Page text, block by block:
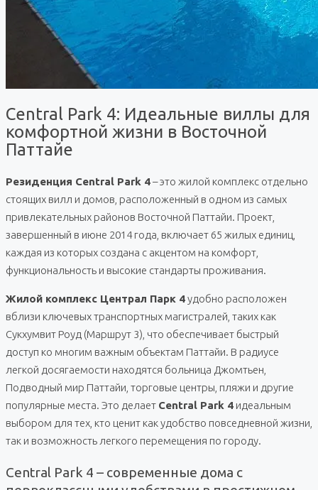
Central Park 4: Идеальные виллы для
комфортной жизни в Восточной
Паттайе
Резиденция Central Park 4– это жилой комплекс отдельно
стоящих вилл и домов, расположенный в одном из самых
привлекательных районов Восточной Паттайи. Проект,
завершенный в июне 2014 года, включает 65 жилых единиц,
каждая из которых создана с акцентом на комфорт,
функциональность и высокие стандарты проживания.
Жилой комплекс Централ Парк 4удобно расположен
вблизи ключевых транспортных магистралей, таких как
Сукхумвит Роуд (Маршрут 3), что обеспечивает быстрый
доступ ко многим важным объектам Паттайи. В радиусе
легкой досягаемости находятся больница Джомтьен,
Подводный мир Паттайи, торговые центры, пляжи и другие
популярные места. Это делает Central Park 4 идеальным
выбором для тех, кто ценит как удобство повседневной жизни,
так и возможность легкого перемещения по городу.
Central Park 4 – современные дома с